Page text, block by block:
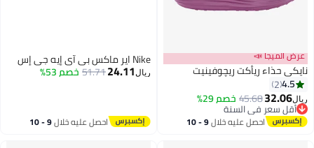
7
عرض الميجا 📣
نايكي حذاء ريأكت ريچوفينيت
4.5
2
ريال32.06
45.68خصم 29%
أقل سعر في السنة
أقل سعر في السنة
احصل عليه خلال 9 - 10
Nike اير ماكس بي آي إيه جي إس
ريال 24.11
51.71خصم 53%
احصل عليه خلال 9 - 10